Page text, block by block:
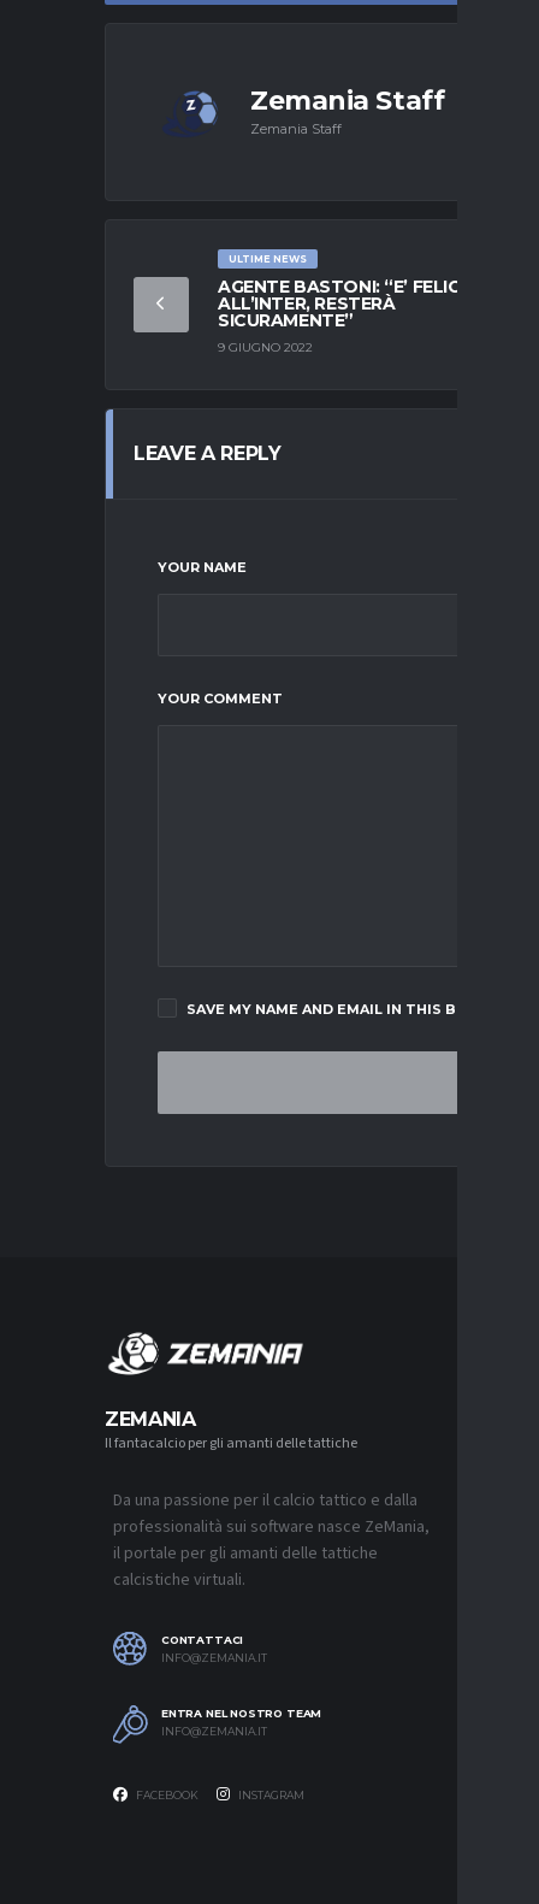
Zemania Staff
Zemania Staff
ULTIME NEWS
AGENTE BASTONI: “E’ FELICE
ALL’INTER, RESTERÀ
SICURAMENTE”
9 GIUGNO 2022
LEAVE A REPLY
YOUR NAME
YOUR COMMENT
SAVE MY NAME AND EMAIL IN THIS BROWSER
ZEMANIA
Il fantacalcio per gli amanti delle tattiche
Da una passione per il calcio tattico e dalla
professionalità sui software nasce ZeMania,
il portale per gli amanti delle tattiche
calcistiche virtuali.
CONTATTACI
INFO@ZEMANIA.IT
ENTRA NEL NOSTRO TEAM
INFO@ZEMANIA.IT
FACEBOOK INSTAGRAM